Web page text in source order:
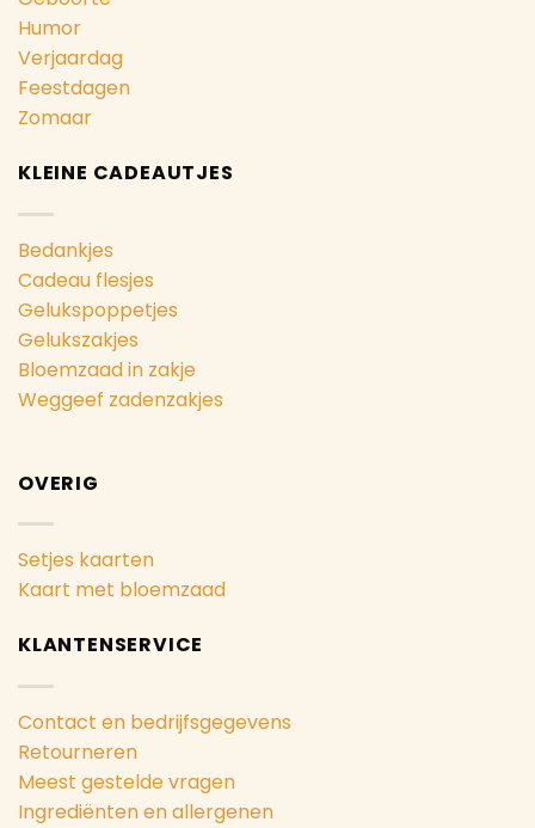
Humor
Verjaardag
Feestdagen
Zomaar
KLEINE CADEAUTJES
Bedankjes
Cadeau flesjes
Gelukspoppetjes
Gelukszakjes
Bloemzaad in zakje
Weggeef zadenzakjes
OVERIG
Setjes kaarten
Kaart met bloemzaad
KLANTENSERVICE
Contact en bedrijfsgegevens
Retourneren
Meest gestelde vragen
Ingrediënten en allergenen